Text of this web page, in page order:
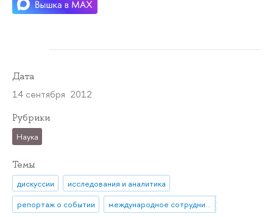
Дата
14 сентября 2012
Рубрики
Наука
Темы
дискуссии
исследования и аналитика
репортаж о событии
международное сотрудничество